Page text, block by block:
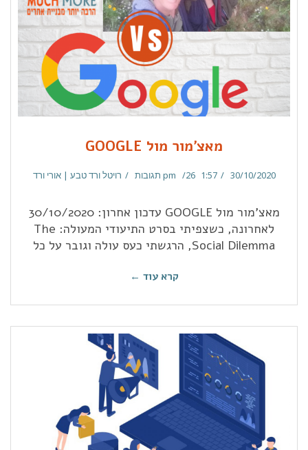
מאצ'מור מול GOOGLE
30/10/2020
1:57 pm 26 תגובות רויטל ורד טבע | אורי ורד
מאצ'מור מול GOOGLE עדכון אחרון: 30/10/2020
לאחרונה, כשצפיתי בסרט התיעודי המעולה: The
Social Dilemma, הרגשתי כעס עולה וגובר על כל
קרא עוד ←